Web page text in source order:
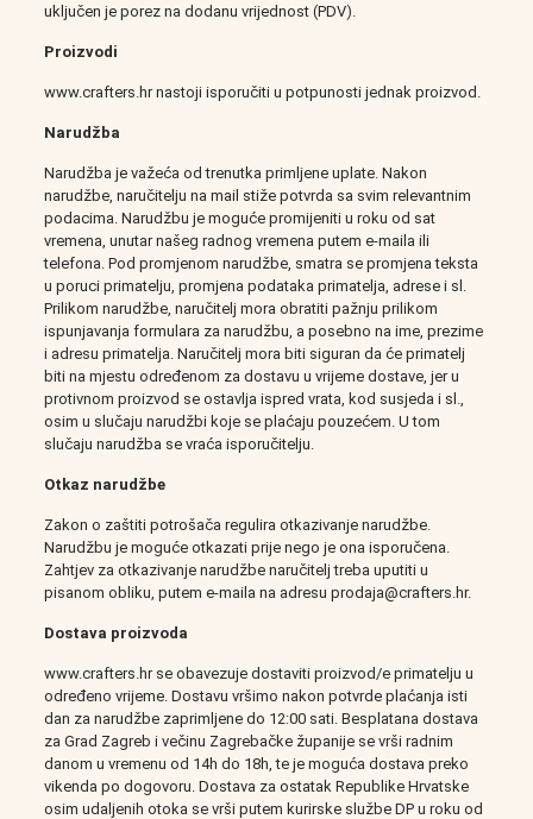
uključen je porez na dodanu vrijednost (PDV).
Proizvodi
www.crafters.hr nastoji isporučiti u potpunosti jednak proizvod.
Narudžba
Narudžba je važeća od trenutka primljene uplate. Nakon
narudžbe, naručitelju na mail stiže potvrda sa svim relevantnim
podacima. Narudžbu je moguće promijeniti u roku od sat
vremena, unutar našeg radnog vremena putem e-maila ili
telefona. Pod promjenom narudžbe, smatra se promjena teksta
u poruci primatelju, promjena podataka primatelja, adrese i sl.
Prilikom narudžbe, naručitelj mora obratiti pažnju prilikom
ispunjavanja formulara za narudžbu, a posebno na ime, prezime
i adresu primatelja. Naručitelj mora biti siguran da će primatelj
biti na mjestu određenom za dostavu u vrijeme dostave, jer u
protivnom proizvod se ostavlja ispred vrata, kod susjeda i sl.,
osim u slučaju narudžbi koje se plaćaju pouzećem. U tom
slučaju narudžba se vraća isporučitelju.
Otkaz narudžbe
Zakon o zaštiti potrošača regulira otkazivanje narudžbe.
Narudžbu je moguće otkazati prije nego je ona isporučena.
Zahtjev za otkazivanje narudžbe naručitelj treba uputiti u
pisanom obliku, putem e-maila na adresu prodaja@crafters.hr.
Dostava proizvoda
www.crafters.hr se obavezuje dostaviti proizvod/e primatelju u
određeno vrijeme. Dostavu vršimo nakon potvrde plaćanja isti
dan za narudžbe zaprimljene do 12:00 sati. Besplatana dostava
za Grad Zagreb i večinu Zagrebačke županije se vrši radnim
danom u vremenu od 14h do 18h, te je moguća dostava preko
vikenda po dogovoru. Dostava za ostatak Republike Hrvatske
osim udaljenih otoka se vrši putem kurirske službe DP u roku od